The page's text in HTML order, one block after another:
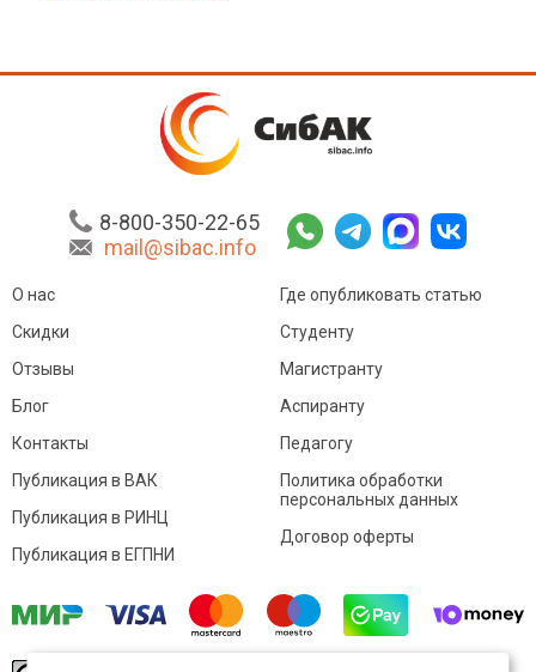
8-800-350-22-65
mail@sibac.info
О нас
Скидки
Отзывы
Блог
Контакты
Где опубликовать статью
Студенту
Магистранту
Аспиранту
Педагогу
Публикация в ВАК
Публикация в РИНЦ
Публикация в ЕГПНИ
Политика обработки
персональных данных
Договор оферты